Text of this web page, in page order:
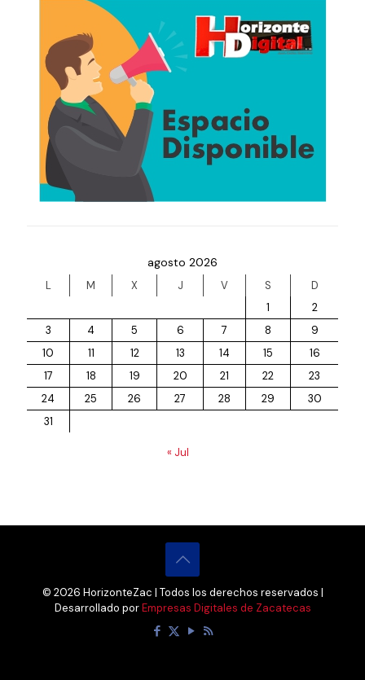
agosto 2026
L M X J V S
D
1
2
3
4 5 6 7 8
9
10
11 12 13 14 15
16
17
18 19 20 21 22
23
24
25 26 27 28 29
30
31
« Jul
© 2026 HorizonteZac | Todos los derechos reservados |
Desarrollado porEmpresas Digitales de Zacatecas